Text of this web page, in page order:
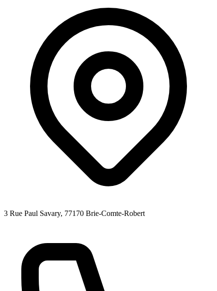
3 Rue Paul Savary, 77170 Brie-Comte-Robert